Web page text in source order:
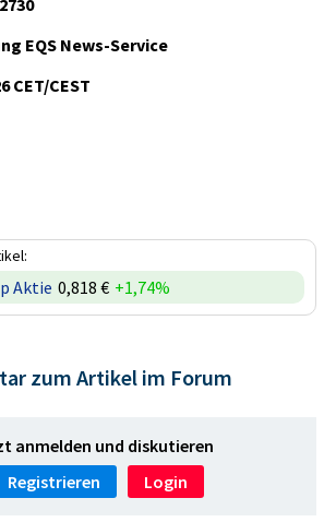
EQS News-Service
CET/CEST
Aktie 0,818 € +1,74%
zum Artikel im Forum
anmelden und diskutieren
Registrieren
Login